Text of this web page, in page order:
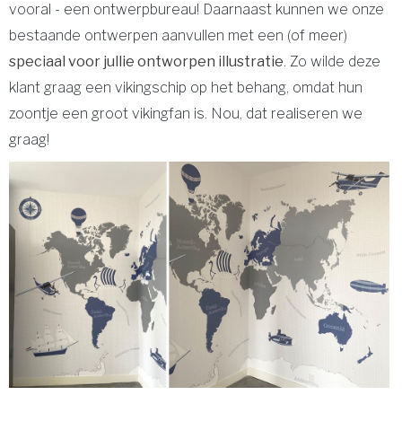
vooral - een ontwerpbureau! Daarnaast kunnen we onze
bestaande ontwerpen aanvullen met een (of meer)
speciaal voor jullie ontworpen illustratie. Zo wilde deze
klant graag een vikingschip op het behang, omdat hun
zoontje een groot vikingfan is. Nou, dat realiseren we
graag!